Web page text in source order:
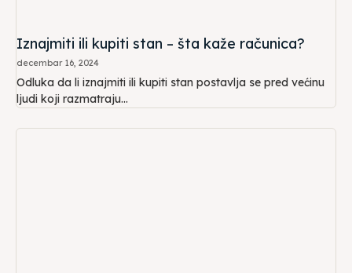
Iznajmiti ili kupiti stan – šta kaže računica?
decembar 16, 2024
Odluka da li iznajmiti ili kupiti stan postavlja se pred većinu
ljudi koji razmatraju...